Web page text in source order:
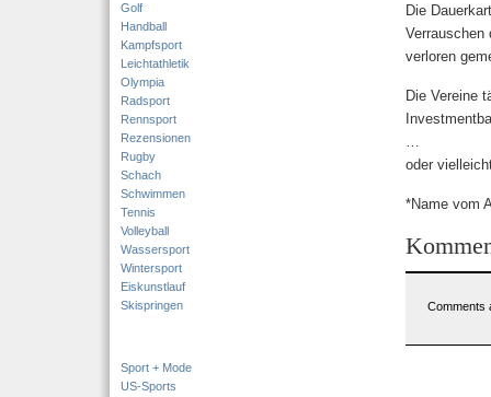
Golf
Handball
Kampfsport
Leichtathletik
Olympia
Radsport
Rennsport
Rezensionen
Rugby
Schach
Schwimmen
Tennis
Volleyball
Wassersport
Wintersport
Eiskunstlauf
Skispringen
Sport + Mode
US-Sports
Die
Verrauschen
verloren
Die Vereine
…
oder
*Name vom
Comments